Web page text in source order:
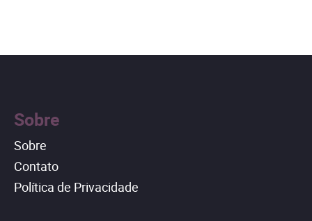
Sobre
Sobre
Contato
Política de Privacidade